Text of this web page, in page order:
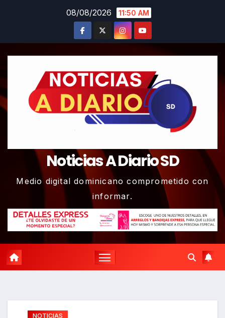
08/08/2026 11:50 AM
Noticias A Diario SD
Medio digital dominicano comprometido con
informar.
NOTICIAS